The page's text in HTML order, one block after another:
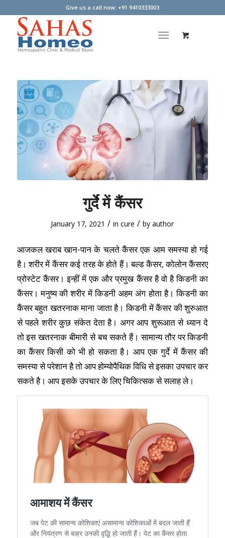
Give us a call now: +91 9410333003
गुर्दे में कैंसर
January 17, 2021 / incure / byauthor
आजकल खराब खान-पान के चलते कैंसर एक आम समस्या हो गई
है। शरीर में कैंसर कई तरह के होते हैं। बल्ड कैंसर, कोलोन कैंसरए
प्रोस्टेट कैंसर। इन्हीं में एक और प्रमुख कैंसर है वो है किडनी का
कैंसर। मनुष्य की शरीर में किडनी अहम अंग होता है। किडनी का
कैंसर बहुत खतरनाक माना जाता है। किडनी में कैंसर की शुरुआत
से पहले शरीर कुछ संकेत देता है। अगर आप शुरूआत से ध्यान दे
तो इस खतरनाक बीमारी से बच सकते हैं। सामान्य तौर पर किडनी
का कैंसर किसी को भी हो सकता है। आप एक गुर्दे में कैंसर की
समस्या से परेशान है तो आप होम्योपैथिक विधि से इसका उपचार कर
सकते है। आप इसके उपचार के लिए चिकित्सक से सलाह ले।